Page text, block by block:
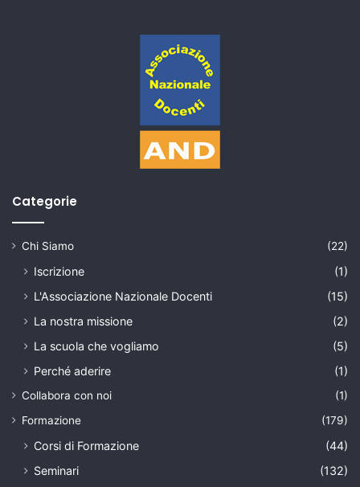
Categorie
Chi Siamo (22)
Iscrizione
(1)
L'Associazione Nazionale Docenti
(15)
La nostra missione
(2)
La scuola che vogliamo
(5)
Perché aderire
(1)
Collabora con noi
(1)
Formazione
(179)
Corsi di Formazione
(44)
Seminari
(132)